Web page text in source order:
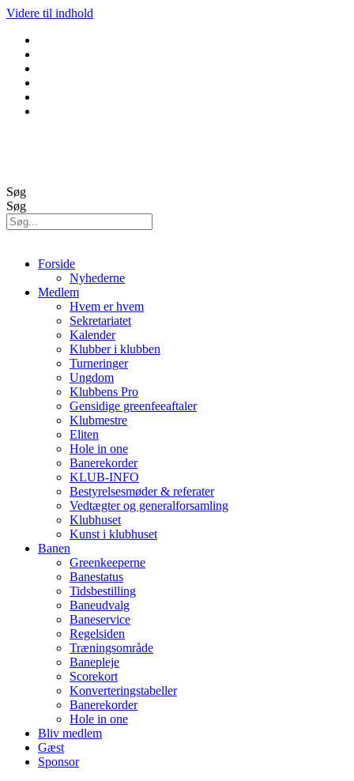
Videre til indhold
Søg
Søg
Forside
Nyhederne
Medlem
Hvem er hvem
Sekretariatet
Kalender
Klubber i klubben
Turneringer
Ungdom
Klubbens Pro
Gensidige greenfeeaftaler
Klubmestre
Eliten
Hole in one
Banerekorder
KLUB-INFO
Bestyrelsesmøder & referater
Vedtægter og generalforsamling
Klubhuset
Kunst i klubhuset
Banen
Greenkeeperne
Banestatus
Tidsbestilling
Baneudvalg
Baneservice
Regelsiden
Træningsområde
Banepleje
Scorekort
Konverteringstabeller
Banerekorder
Hole in one
Bliv medlem
Gæst
Sponsor